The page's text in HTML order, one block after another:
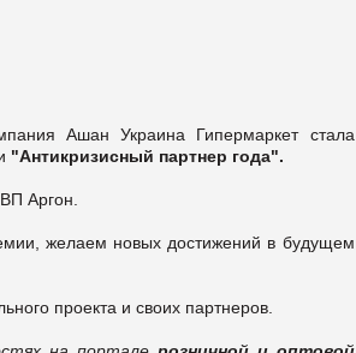
Ашан Украина Гипермаркет стала
"Антикризисный партнер года".
Аргон.
желаем новых достижений в будущем
проекта и своих партнеров.